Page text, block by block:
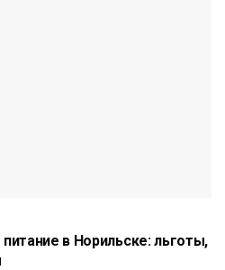
в Норильске: льготы,